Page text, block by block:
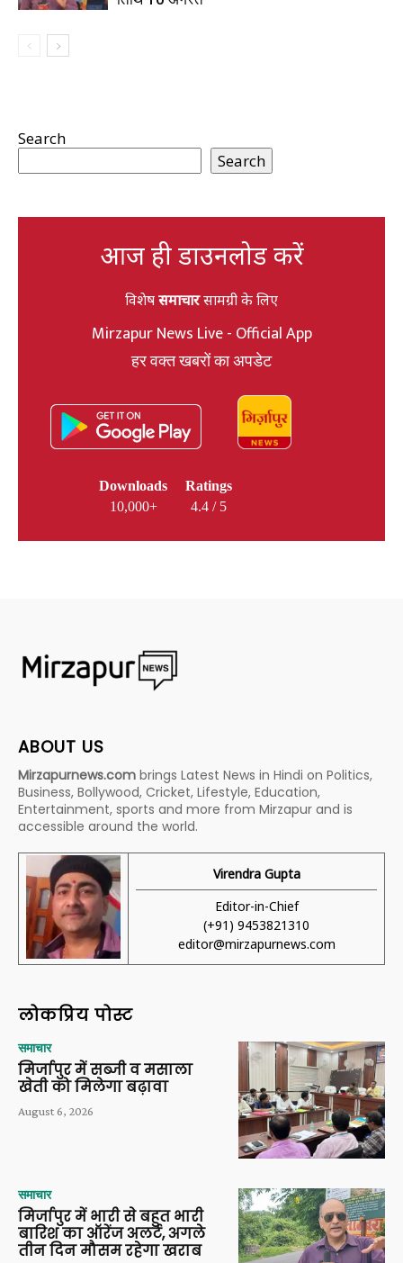
Search
Search
आज ही डाउनलोड करें
विशेषसमाचारसामग्री के लिए
Mirzapur News Live - Official App
हर वक्त खबरों का अपडेट
Downloads
10,000+
Ratings
4.4 / 5
ABOUT US
Mirzapurnews.com brings Latest News in Hindi on Politics,
Business, Bollywood, Cricket, Lifestyle, Education,
Entertainment, sports and more from Mirzapur and is
accessible around the world.
Virendra Gupta
Editor-in-Chief
(+91) 9453821310
editor@mirzapurnews.com
लोकप्रिय पोस्ट
समाचार
मिर्जापुर में सब्जी व मसाला
खेती को मिलेगा बढ़ावा
August 6, 2026
समाचार
मिर्जापुर में भारी से बहुत भारी
बारिश का ऑरेंज अलर्ट, अगले
तीन दिन मौसम रहेगा खराब